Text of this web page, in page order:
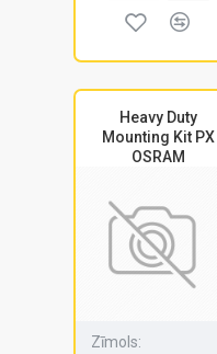
Heavy Duty
Mounting Kit PX
OSRAM
Zīmols: